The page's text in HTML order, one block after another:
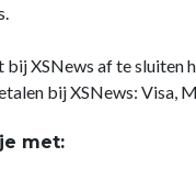
bij XSNews af te
bij XSNews: Visa,
met: